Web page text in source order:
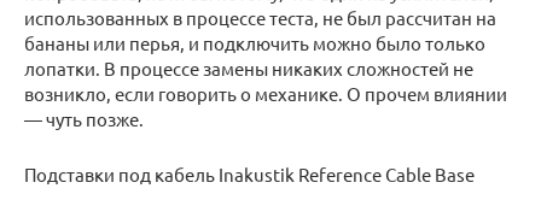
использованных в процессе теста, не был рассчитан на
бананы или перья, и подключить можно было только
лопатки. В процессе замены никаких сложностей не
возникло, если говорить о механике. О прочем влиянии
— чуть позже.
Подставки под кабель Inakustik Reference Cable Base